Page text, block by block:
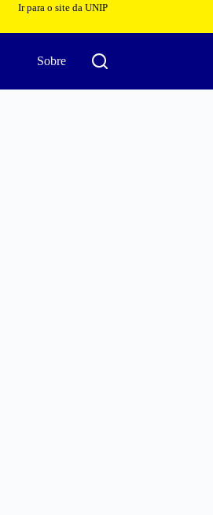
Ir para o site da UNIP
Sobre